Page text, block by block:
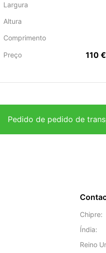
Largura
Altura
Comprimento
Preço 110 €
Pedido de pedido de
Chipre:
Índia:
Reino